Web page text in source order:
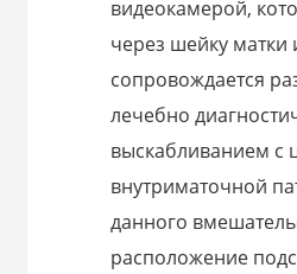
видеокамерой,
через шейку матки
сопровождается
лечебно
выскабливанием с
внутриматочной
данного
расположение